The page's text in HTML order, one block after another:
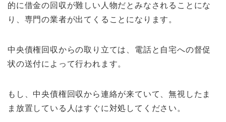
的に借金の回収が難しい人物だとみなされることにな
り、専門の業者が出てくることになります。
中央債権回収からの取り立ては、電話と自宅への督促
状の送付によって行われます。
もし、中央債権回収から連絡が来ていて、無視したま
ま放置している人はすぐに対処してください。